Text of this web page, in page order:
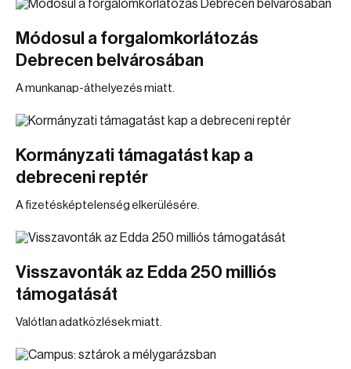
Módosul a forgalomkorlátozás
Debrecen belvárosában
A munkanap-áthelyezés miatt.
Kormányzati támagatást kap a
debreceni reptér
A fizetésképtelenség elkerülésére.
Visszavonták az Edda 250 milliós
támogatását
Valótlan adatközlések miatt.